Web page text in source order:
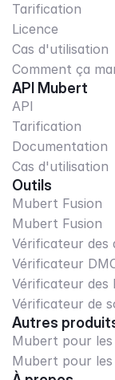
Tarification
Licence
Cas d'utilisation
Comment ça
API Mubert
API
Tarification
Documentation
Cas d'utilisation
Outils
Mubert Fusion
Mubert Fusion
Vérificateur des
Vérificateur
Vérificateur des
Vérificateur de
Autres
Mubert pour
Mubert pour